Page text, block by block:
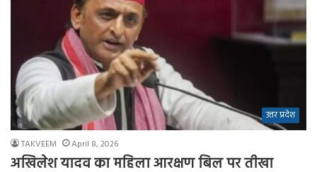
उत्तर प्रदेश
TAKVEEM April 8, 2026
अखिलेश यादव का महिला आरक्षण बिल पर तीखा